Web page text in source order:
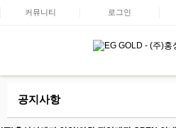
커뮤니티 로그인
공지사항